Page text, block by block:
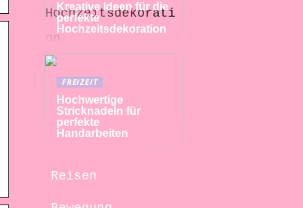
Kreative Ideen für die
perfekte
Hochzeitsdekoration
FREIZEIT
Hochwertige
Stricknadeln für
perfekte
Handarbeiten
Reisen